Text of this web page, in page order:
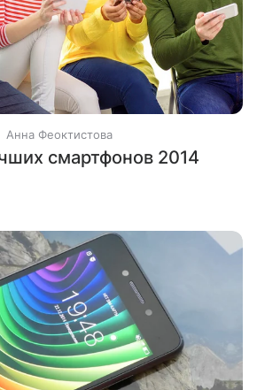
Анна Феоктистова
смартфонов 2014